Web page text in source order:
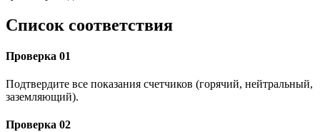
Список соответствия
Проверка 01
Подтвердите все показания счетчиков (горячий, нейтральный,
заземляющий).
Проверка 02